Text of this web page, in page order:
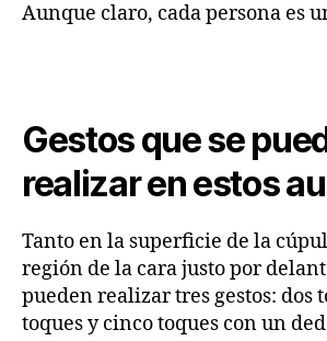
Aunque claro, cada persona es
Gestos que se
realizar en estos
Tanto en la superficie de la
región de la cara justo por
pueden realizar tres gestos: dos
toques y cinco toques con un